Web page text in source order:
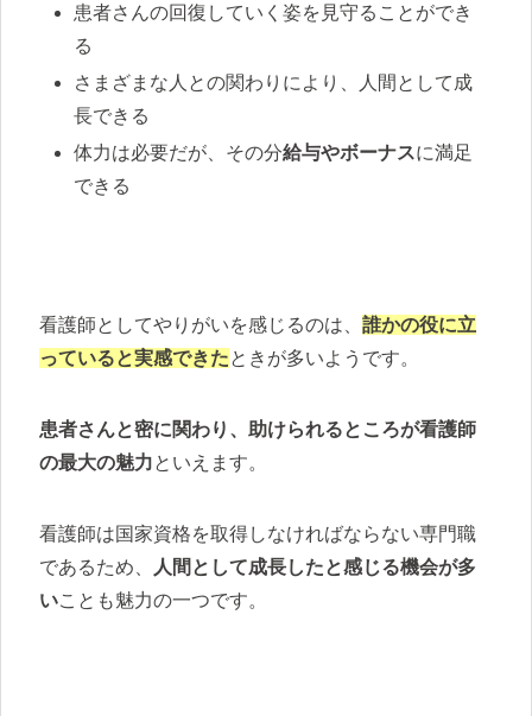
患者さんの回復していく姿を見守ることができ
る
さまざまな人との関わりにより、人間として成
長できる
体力は必要だが、その分給与やボーナスに満足
できる
看護師としてやりがいを感じるのは、 誰かの役に立
っていると実感できたときが多いようです。
患者さんと密に関わり、助けられるところが看護師
の最大の魅力といえます。
看護師は国家資格を取得しなければならない専門職
であるため、
人間として成長したと感じる機会が多
いことも魅力の一つです。